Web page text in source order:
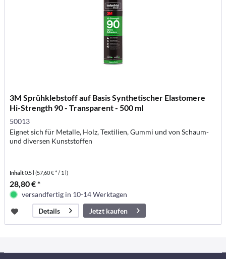
3M Sprühklebstoff auf Basis Synthetischer Elastomere
Hi-Strength 90 - Transparent - 500 ml
50013
Eignet sich für Metalle, Holz, Textilien, Gummi und von Schaum-
und diversen Kunststoffen
Inhalt0.5 l(57,60 € * / 1 l)
28,80 € *
versandfertig in 10-14 Werktagen
Details
Jetzt kaufen